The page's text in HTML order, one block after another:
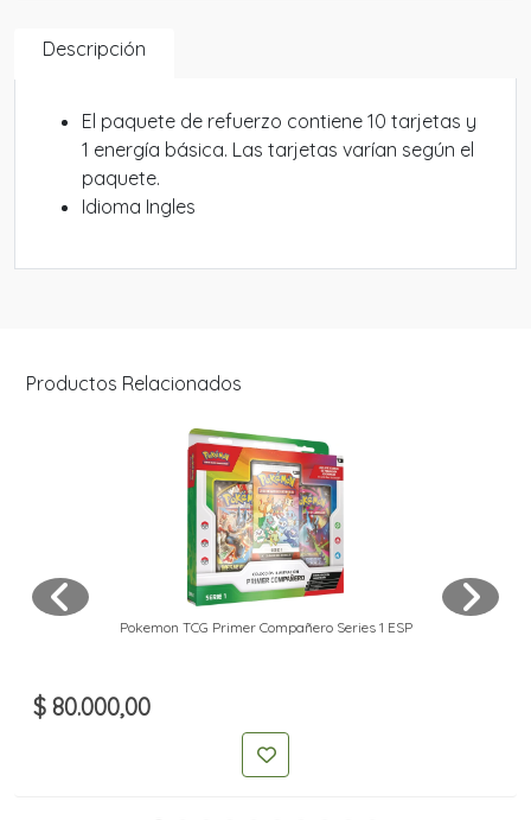
Descripción
El paquete de refuerzo contiene 10 tarjetas y
1 energía básica. Las tarjetas varían según el
paquete.
Idioma Ingles
Productos Relacionados
Pokemon TCG Primer Compañero Series 1 ESP
$ 80.000,00